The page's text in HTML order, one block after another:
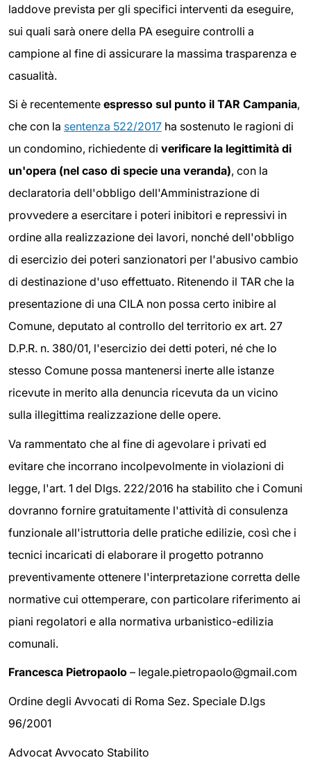
laddove prevista per gli specifici interventi da eseguire,
sui quali sarà onere della PA eseguire controlli a
campione al fine di assicurare la massima trasparenza e
casualità.
Si è recentemente espresso sul punto il TAR Campania,
che con la sentenza 522/2017 ha sostenuto le ragioni di
un condomino, richiedente di verificare la legittimità di
un'opera (nel caso di specie una veranda), con la
declaratoria dell'obbligo dell'Amministrazione di
provvedere a esercitare i poteri inibitori e repressivi in
ordine alla realizzazione dei lavori, nonché dell'obbligo
di esercizio dei poteri sanzionatori per l'abusivo cambio
di destinazione d'uso effettuato. Ritenendo il TAR che la
presentazione di una CILA non possa certo inibire al
Comune, deputato al controllo del territorio ex art. 27
D.P.R. n. 380/01, l'esercizio dei detti poteri, né che lo
stesso Comune possa mantenersi inerte alle istanze
ricevute in merito alla denuncia ricevuta da un vicino
sulla illegittima realizzazione delle opere.
Va rammentato che al fine di agevolare i privati ed
evitare che incorrano incolpevolmente in violazioni di
legge, l'art. 1 del Dlgs. 222/2016 ha stabilito che i Comuni
dovranno fornire gratuitamente l'attività di consulenza
funzionale all'istruttoria delle pratiche edilizie, così che i
tecnici incaricati di elaborare il progetto potranno
preventivamente ottenere l'interpretazione corretta delle
normative cui ottemperare, con particolare riferimento ai
piani regolatori e alla normativa urbanistico-edilizia
comunali.
Francesca Pietropaolo – legale.pietropaolo@gmail.com
Ordine degli Avvocati di Roma Sez. Speciale D.lgs
96/2001
Advocat Avvocato Stabilito